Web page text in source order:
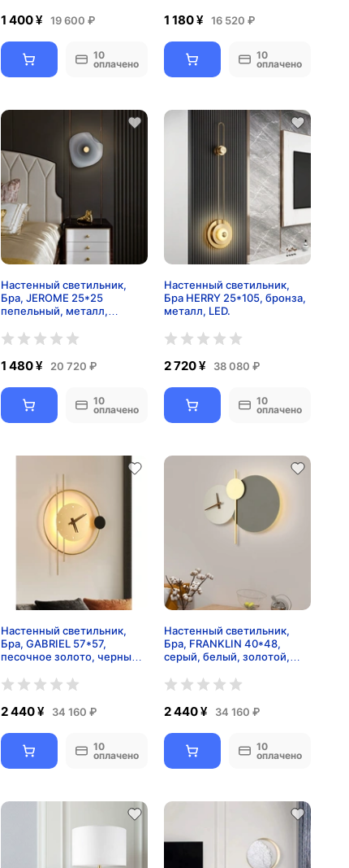
1 400 ¥ 19 600 ₽
10
оплачено
1 180 ¥ 16 520 ₽
10
оплачено
Настенный светильник,
Бра, JEROME 25*25
пепельный, металл,
1 480 ¥ 20 720 ₽
10
оплачено
Настенный светильник,
Бра HERRY 25*105, бронза,
металл, LED.
2 720 ¥ 38 080 ₽
10
оплачено
Настенный светильник,
Бра, GABRIEL 57*57,
песочное золото, черный,
2 440 ¥ 34 160 ₽
10
оплачено
Настенный светильник,
Бра, FRANKLIN 40*48,
серый, белый, золотой,
2 440 ¥ 34 160 ₽
10
оплачено